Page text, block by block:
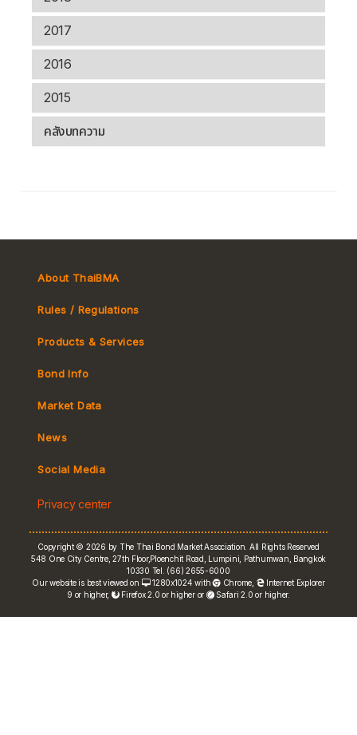
2017
2016
2015
คลังบทความ
About ThaiBMA
Rules / Regulations
Tax
Products & Services
MeBond
e-bookbuilding
Bond Info
Market Data
Yield Curve
FRN Rate
Bond Price
News
Social Media
Privacy center
Copyright © 2026 by The Thai Bond Market Association. All Rights Reserved
548 One City Centre, 27th Floor,Ploenchit Road, Lumpini, Pathumwan, Bangkok
10330 Tel. (66) 2655-6000
Our website is best viewed on
1280x1024 with Chrome
Internet Explorer
9 or higher,
Firefox 2.0 or higher or Safari 2.0 or higher.